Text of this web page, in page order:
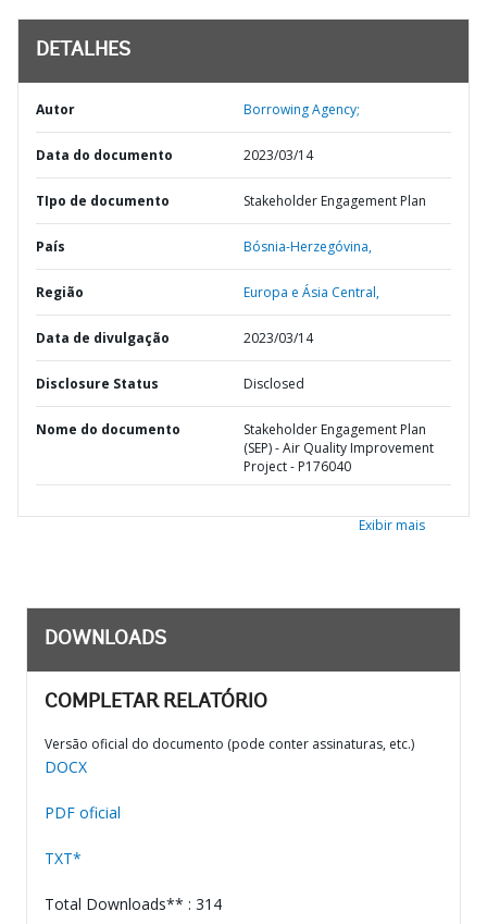
DETALHES
Autor Borrowing Agency;
Data do documento 2023/03/14
TIpo de documento Stakeholder Engagement Plan
País Bósnia-Herzegóvina,
Região Europa e Ásia Central,
Data de divulgação 2023/03/14
Disclosure Status Disclosed
Nome do documento
Stakeholder Engagement Plan
(SEP) - Air Quality Improvement
Project - P176040
Exibir mais
DOWNLOADS
COMPLETAR RELATÓRIO
Versão oficial do documento (pode conter assinaturas, etc.)
DOCX
PDF oficial
TXT*
Total Downloads** : 314